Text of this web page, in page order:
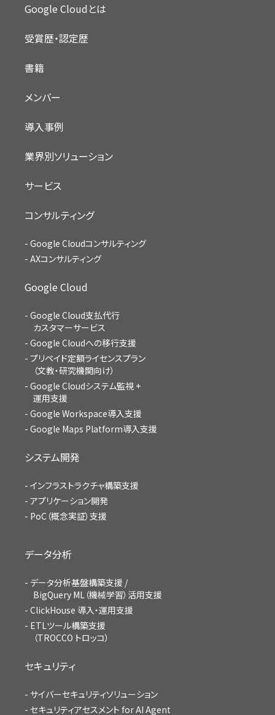
Google Cloudとは
受賞歴・認定歴
書籍
メンバー
導入事例
業界別ソリューション
サービス
コンサルティング
Google Cloudコンサルティング
AXコンサルティング
Google Cloud
Google Cloud支払代行
カスタマーサービス
Google Cloudへの移行支援
プリペイド定額ライセンスプラン
（文教・研究機関向け）
Google Cloudシステム監視 +
運用支援
Google Workspace導入支援
Google Maps Platform導入支援
システム開発
インフラストラクチャ構築支援
アプリケーション開発
PoC（概念実証）支援
データ分析
データ分析基盤構築支援 /
BigQuery ML（機械学習）活用支援
ClickHouse 導入・運用支援
ETLツール構築支援
（TROCCO トロッコ）
セキュリティ
サイバーセキュリティソリューション
セキュリティアセスメント for AI Agent